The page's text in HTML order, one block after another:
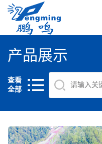
产品展示
查看
全部